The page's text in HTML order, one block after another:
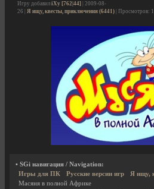
Игру добавил iXy [762|44] | 2009-08-
26 | Я ищу, квесты, приключения (6441) | Просмотров:
• SGi навигация / Navigation:
Игры для ПК
Русские версии игр
Я ищу,
Масяня в полной Африке